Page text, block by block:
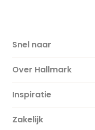
Snel naar
Over Hallmark
Over ons
Duurzaamheid
Inspiratie
Magazine
Zakelijk